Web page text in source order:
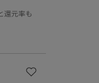
還元率も